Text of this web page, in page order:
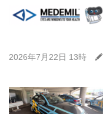
2026年7月22日 13時 C